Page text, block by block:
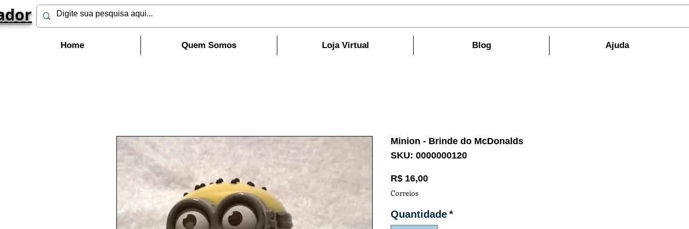
Home Quem Somos Loja Virtual Blog Ajuda
Minion - Brinde do McDonalds
SKU: 0000000120
R$ 16,00Preço
Correios
Quantidade*